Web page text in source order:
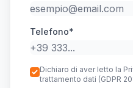
Telefono*
Dichiaro di aver letto la
trattamento dati (GDPR